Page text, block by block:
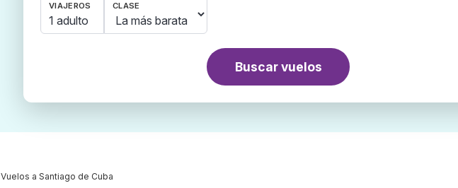
VIAJEROS
1 adulto
CLASE
Buscar vuelos
Vuelos a Santiago de Cuba